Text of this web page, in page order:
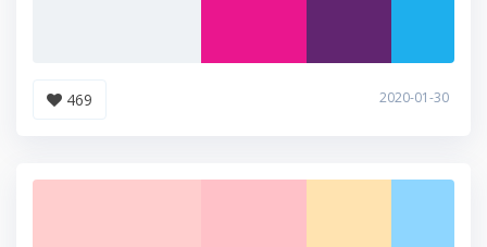
469 2020-01-30